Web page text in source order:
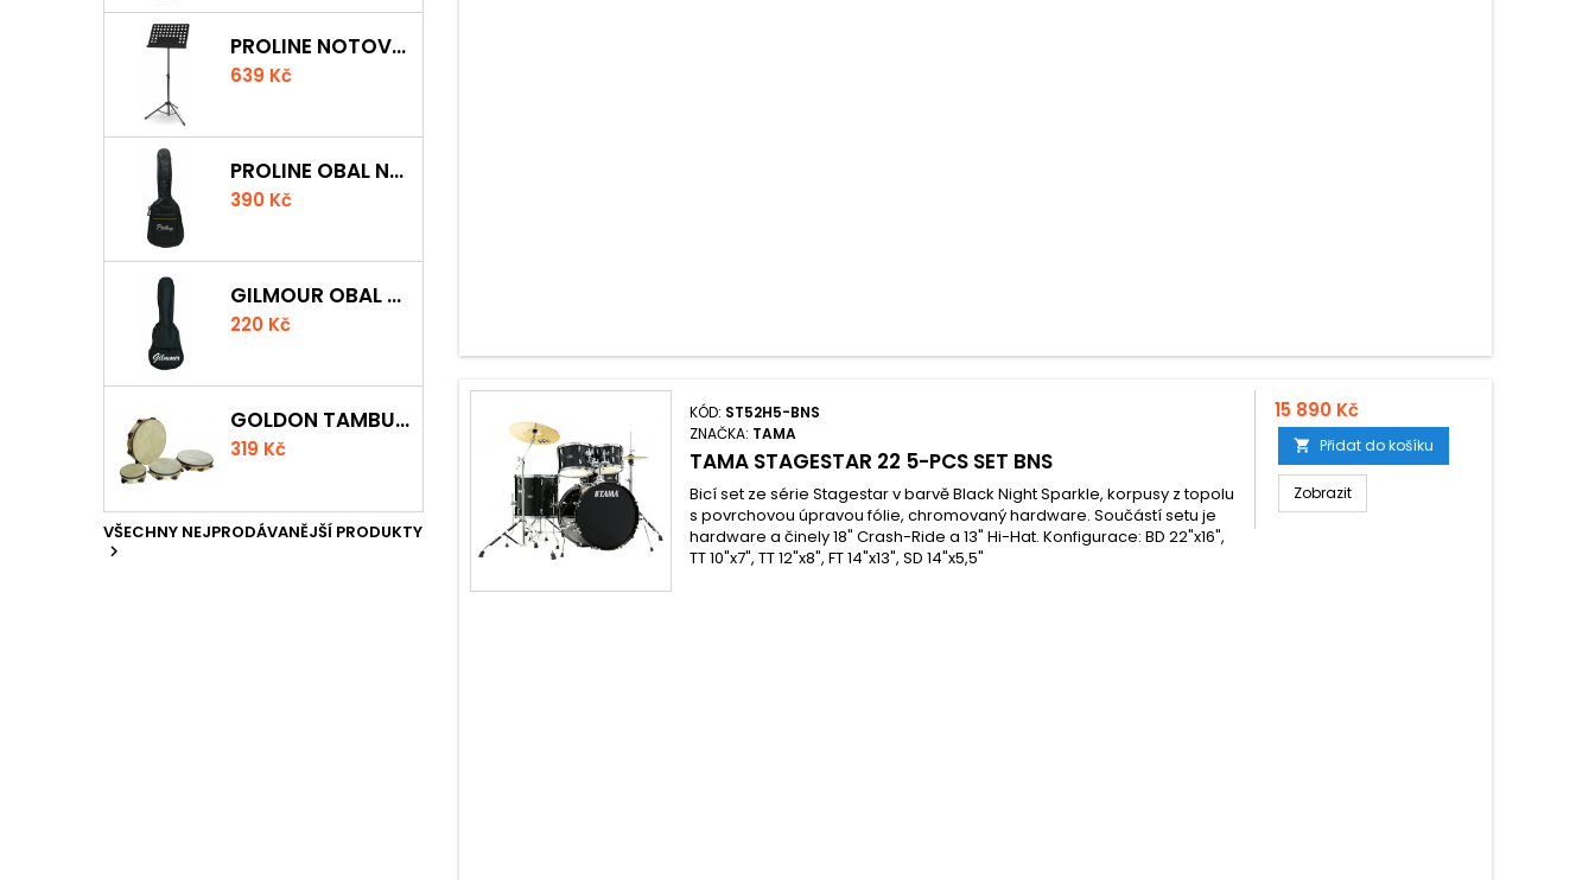
PROLINE NOTOVÝ PULT ODLEHČENÝ
639 Kč
PROLINE OBAL NA KLASICKOU KYTARU S 5 MM POLSTROVÁNÍM
390 Kč
GILMOUR OBAL NA UKULELE CONCERT
220 Kč
GOLDON TAMBURÍNA S BLÁNOU A ČINELKY 20CM
319 Kč
VŠECHNY NEJPRODÁVANĚJŠÍ PRODUKTY

KÓD: ST52H5-BNS
ZNAČKA: TAMA
TAMA STAGESTAR 22 5-PCS SET BNS
Bicí set ze série Stagestar v barvě Black Night Sparkle, korpusy z topolu
s povrchovou úpravou fólie, chromovaný hardware. Součástí setu je
hardware a činely 18" Crash-Ride a 13" Hi-Hat. Konfigurace: BD 22"x16",
TT 10"x7", TT 12"x8", FT 14"x13", SD 14"x5,5"
15 890 Kč
 Přidat do košíku
Zobrazit